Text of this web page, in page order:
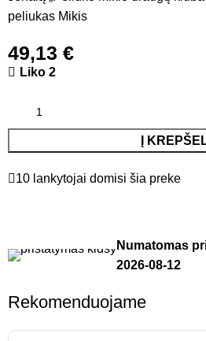
peliukas Mikis
49,13€
Liko 2
Į
10 lankytojai domisi šia preke
Numatomas
2026-08-12
Rekomenduojame